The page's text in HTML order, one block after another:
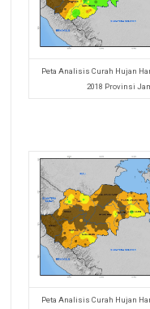
Peta Analisis Curah Hujan
2018 Provinsi
Peta Analisis Curah Hujan